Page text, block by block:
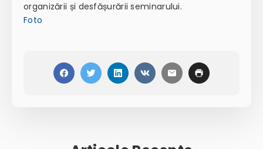
organizării și desfășurării seminarului.
Foto